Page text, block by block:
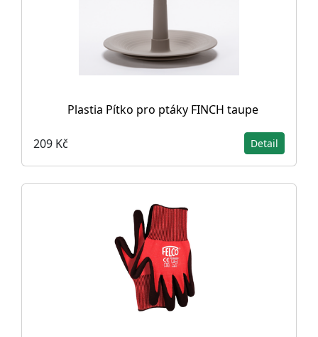
Plastia Pítko pro ptáky FINCH taupe
209 Kč Detail